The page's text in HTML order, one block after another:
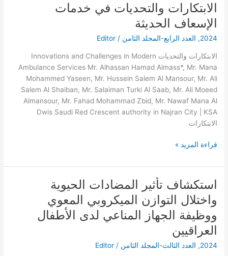
الحديدة،
اليمن،
2024
الابتكارات والتحديات في خدمات
الإسعاف الحديثة
2024
, العدد الرابع-المجلد الثامن /
Editor
الابتكارات والتحديات Innovations and Challenges in Modern
Ambulance Services Mr. Alhassan Hamad Almass*, Mr. Mana
Mohammed Yaseen, Mr. Hussein Salem Al Mansour, Mr. Ali
Salem Al Shaiban, Mr. Salaiman Turki Al Saab, Mr. Ali Moeed
Almansour, Mr. Fahad Mohammad Zbid, Mr. Nawaf Mana Al
Dwis Saudi Red Crescent authority in Najran City | KSA
الابتكارات
الابتكارات
والتحديات
في
خدمات
الحديثة
قراءة المزيد »
استكشاف تأثير المضادات الحيوية
واختلال التوازن الميكروبي المعوي
ووظيفة الجهاز المناعي لدى الأطفال
العراقيين
2024
, العدد الثالث-المجلد الثامن /
Editor
استكشاف
تأثير
المضادات
الحيوية
واختلال
التوازن
الميكروبي